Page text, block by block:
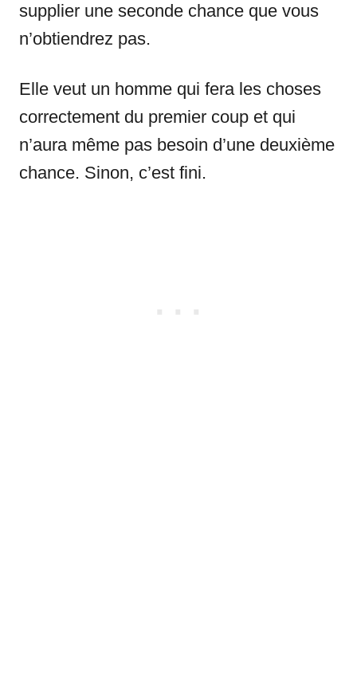
supplier une seconde chance que vous
n’obtiendrez pas.
Elle veut un homme qui fera les choses
correctement du premier coup et qui
n’aura même pas besoin d’une deuxième
chance. Sinon, c’est fini.